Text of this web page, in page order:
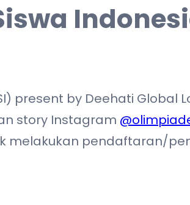
present by Deehati Global
story Instagram
melakukan pendaftaran/